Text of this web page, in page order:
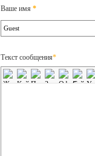
Ваше имя *
Текст сообщения*